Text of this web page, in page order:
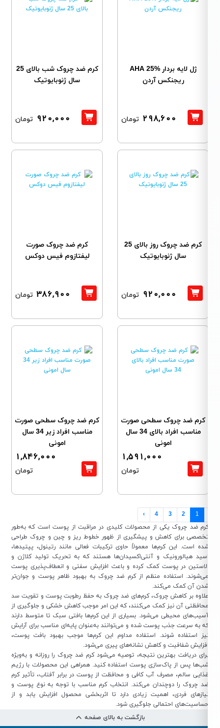
ژل لایه بردار %AHA 25
ریجنکس آردن
298,600 تومان
کرم ضد چروک شب بالای 25
سال ژنوبایوتیک
920,000 تومان
کرم ضد چروک روز بالای 25
سال ژنوبایوتیک
920,000 تومان
کرم ضد چروک صورت
لیفتازوم فیس دوکس
386,900 تومان
کرم ​ضد چروک سطحی صورت
مناسب افراد بالای 34 سال
امونی
1,591,000
تومان
کرم ​ضد چروک سطحی صورت
مناسب افراد زیر 34 سال
امونی
1,846,000
تومان
2
3
4
›
ضد چروک یکی از محصولات کلیدی در مراقبت از پوست است که به‌طور
برای کاهش و پیشگیری از ظهور خطوط ریز و چین و چروک طراحی
است. این کرم‌ها معمولاً حاوی ترکیبات فعالی مانند رتینول، پپتیدها،
هیالورونیک و آنتی‌اکسیدان‌ها هستند که به تحریک تولید کلاژن و
در پوست کمک کرده و باعث افزایش سفتی و انعطاف‌پذیری پوست
استفاده منظم از کرم ضد چروک به بهبود ظاهر پوست و جوان‌تر
آن کمک می‌کند.
بر کاهش چروک، کرم‌های ضد چروک به حفظ رطوبت پوست و تقویت سد
آن نیز کمک می‌کنند، که این امر موجب کاهش خشکی و جلوگیری از
محیطی می‌شود. بسیاری از این کرم‌ها بافتی سبک تا متوسط دارند
به سرعت جذب پوست شده و می‌توانند به‌عنوان پایه‌ای مناسب برای آرایش
استفاده شوند. استفاده مداوم این کرم‌ها موجب بهبود بافت پوست،
شفافیت و کاهش نشانه‌های پیری می‌شود.
دریافت بهترین نتیجه، توصیه می‌شود کرم ضد چروک را روزانه و به‌ویژه
پس از پاک‌سازی پوست استفاده کنید. همراهی این محصولات با رژیم
سالم، مصرف آب کافی و محافظت از پوست در برابر آفتاب، تأثیر کرم
چروک را دوچندان می‌کند. انتخاب کرم مناسب با توجه به نوع پوست و
فردی، اهمیت زیادی دارد تا اثربخشی محصول افزایش یابد و از
احتمالی جلوگیری شود.
بازگشت به بالای صفحه